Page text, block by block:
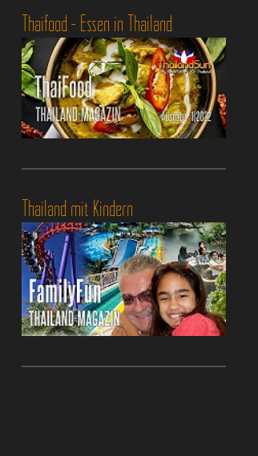
Thaifood - Essen in Thailand
Thailand mit Kindern